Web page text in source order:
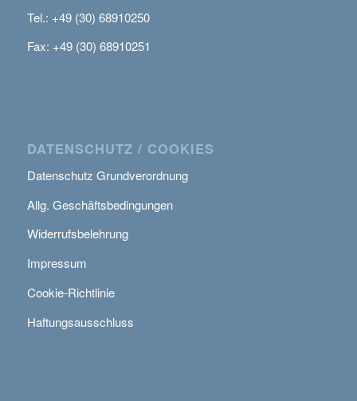
Tel.: +49 (30) 68910250
Fax: +49 (30) 68910251
DATENSCHUTZ / COOKIES
Datenschutz Grundverordnung
Allg. Geschäftsbedingungen
Widerrufsbelehrung
Impressum
Cookie-Richtlinie
Haftungsausschluss